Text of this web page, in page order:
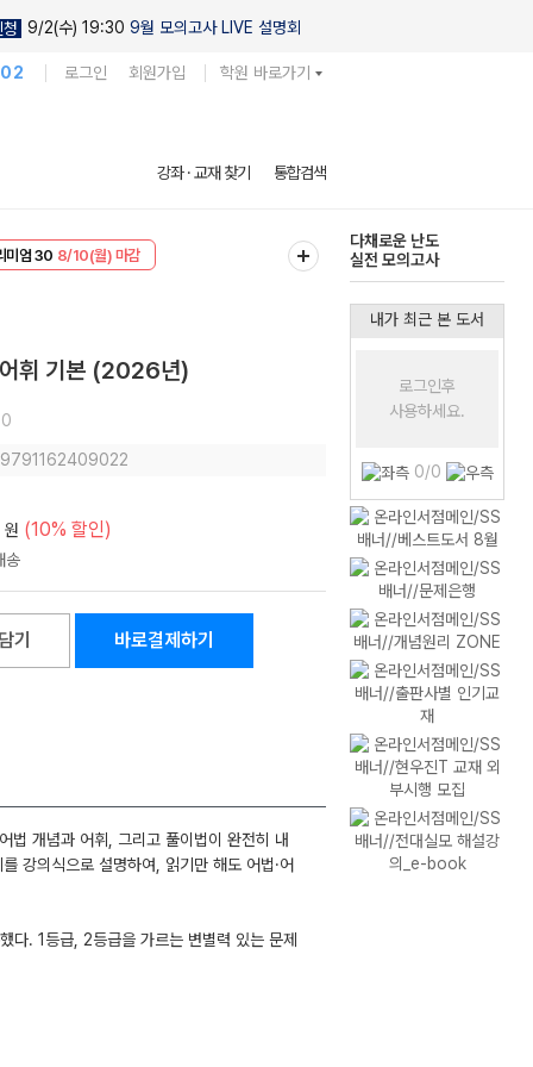
청 9/2(수) 19:30 9월 모의고사 LIVE 설명회
로그인 회원가입 학원 바로가기
강좌 · 교재 찾기 통합검색
8/10(월) 마감
다채로운 난도
실전 모의고사
휘 기본 (2026년)
9791162409022
원 (10% 할인)
기 바로결제하기
법 개념과 어휘, 그리고 풀이법이 완전히 내
강의식으로 설명하여, 읽기만 해도 어법·어
다. 1등급, 2등급을 가르는 변별력 있는 문제
내가 최근 본 도서
로그인후
사용하세요.
0/0